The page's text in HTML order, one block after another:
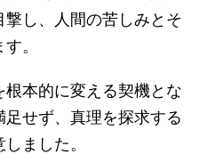
撃し、人間の苦しみとそ
。
本的に変える契機とな
せず、真理を探求する
ました。